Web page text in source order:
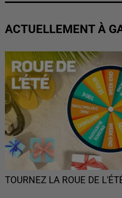
ACTUELLEMENT À
TOURNEZ LA ROUE DE